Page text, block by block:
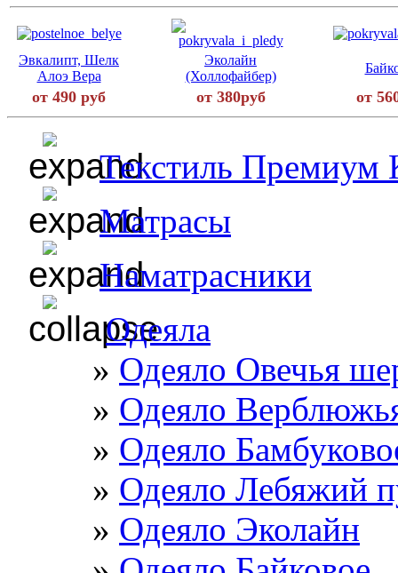
Эвкалипт, Шелк
Алоэ Вера
Эколайн
(Холлофайбер)
от 490 руб от 380руб от
Текстиль Премиум
Матрасы
Наматрасники
Одеяла
Одеяло Овечья
Одеяло
Одеяло
Одеяло Лебяжий
Одеяло Эколайн